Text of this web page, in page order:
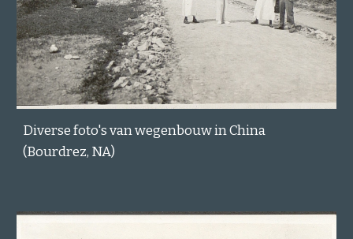
Diverse foto's van wegenbouw in China
(Bourdrez, NA)